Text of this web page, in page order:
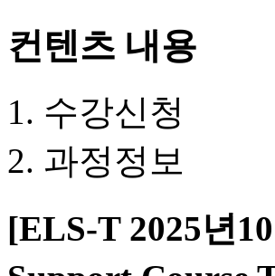
컨텐츠 내용
수강신청
과정정보
[ELS-T 2025년